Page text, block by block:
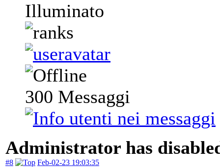
Illuminato
300 Messaggi
Administrator has
#8 Feb-02-23 19:03:35